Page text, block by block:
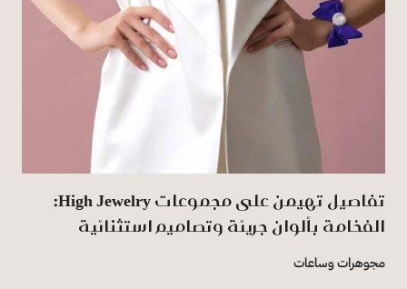
تفاصيل تهيمن على مجموعات High Jewelry:
الفخامة بألوان جريئة وتصاميم استثنائية
مجوهرات وساعات